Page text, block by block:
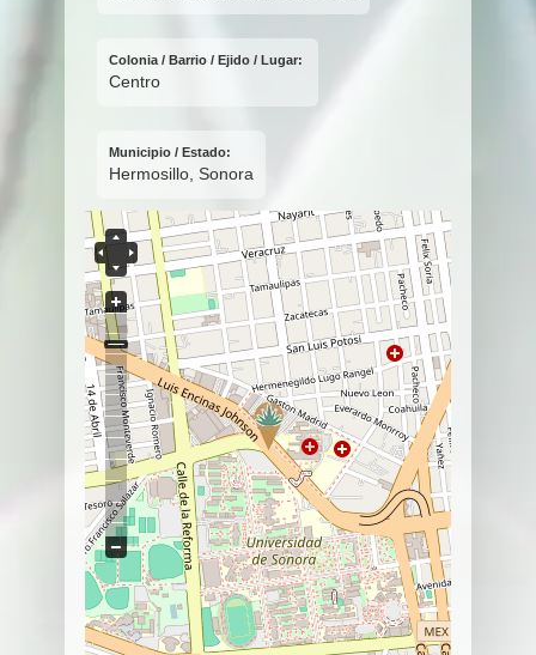
Colonia / Barrio / Ejido / Lugar:
Centro
Municipio / Estado:
Hermosillo, Sonora